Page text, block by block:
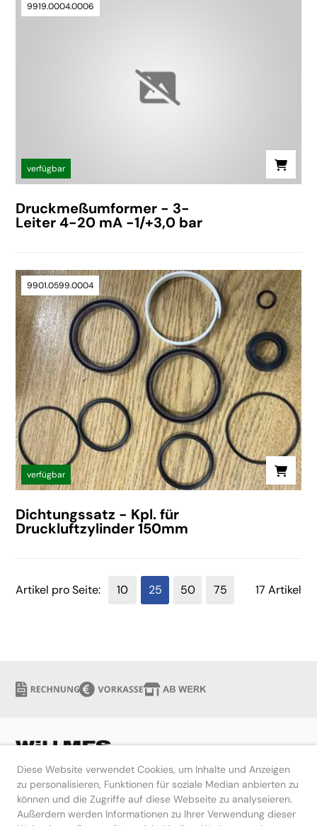
Diese Website verwendet Cookies, um Inhalte und Anzeigen
zu personalisieren, Funktionen für soziale Median anbierten zu
können und die Zugriffe auf diese Webseite zu analyseieren.
Außerdem werden Informationen zu Ihrer Verwendung dieser
9919.0004.0006
verfügbar
Druckmeßumformer - 3-
Leiter 4-20 mA -1/+3,0 bar
9901.0599.0004
verfügbar
Dichtungssatz - Kpl. für
Druckluftzylinder 150mm
17 Artikel
Artikel pro Seite: 10 25 50 75
Hilfe